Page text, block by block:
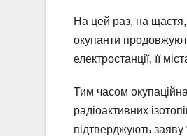
На цей раз, на
окупанти
електростанції, її
Тим часом
радіоактивних
підтверджують заяву